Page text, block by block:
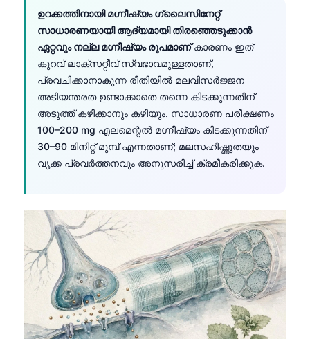
ഉറക്കത്തിനായി മഗ്നീഷ്യം ഗ്ലൈസിനേറ്റ്
സാധാരണയായി ആദ്യമായി തിരഞ്ഞെടുക്കാൻ
ഏറ്റവും നല്ല മഗ്നീഷ്യം രൂപമാണ്കാരണം ഇത്
കുറവ് ലാക്സറ്റീവ് സ്വഭാവമുള്ളതാണ്,
പ്രവചിക്കാനാകുന്ന രീതിയിൽ മലവിസർജ്ജന
അടിയന്തരത ഉണ്ടാക്കാതെ തന്നെ കിടക്കുന്നതിന്
അടുത്ത് കഴിക്കാനും കഴിയും. സാധാരണ പരീക്ഷണം
100–200 mg എലമെന്റൽ മഗ്നീഷ്യം കിടക്കുന്നതിന്
30–90 മിനിറ്റ് മുമ്പ് എന്നതാണ്; മലസഹിഷ്ണുതയും
വൃക്ക പ്രവർത്തനവും അനുസരിച്ച് ക്രമീകരിക്കുക.